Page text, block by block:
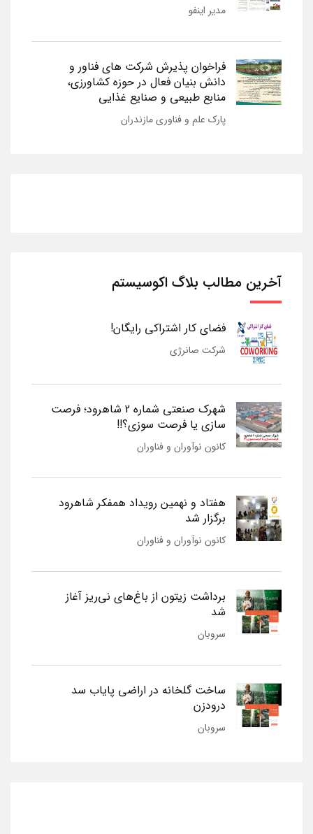
مدیر اینفو
فراخوان پذیرش شرکت های فناور و
دانش بنیان فعال در حوزه کشاورزی،
منابع طبیعی و صنایع غذایی
پارک علم و فناوری مازندران
آخرین مطالب بلاگ اکوسیستم
فضای کار اشتراکی رایگان!
شرکت صانرژی
شهرک صنعتی شماره 2 شاهرود؛ فرصت
سازی یا فرصت سوزی؟!!
کانون نوآوران و فناوران
هفتاد و نهمین رویداد همفکر شاهرود
برگزار شد
کانون نوآوران و فناوران
برداشت زیتون از باغ‌های نی‌ریز آغاز
شد
سروبان
ساخت گلخانه در اراضی پایاب سد
درودزن
سروبان